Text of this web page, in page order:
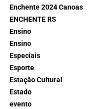
Enchente 2024 Canoas
ENCHENTE RS
Ensino
Ensino
Especiais
Esporte
Estação Cultural
Estado
evento